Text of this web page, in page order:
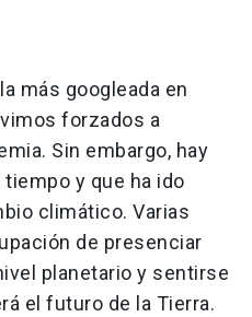
más googleada en
forzados a
Sin embargo, hay
y que ha ido
climático. Varias
de presenciar
planetario y sentirse
el futuro de la Tierra.